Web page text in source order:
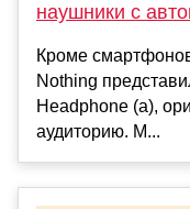
наушники с
Кроме
Nothing
Headphone (a),
аудиторию. М...